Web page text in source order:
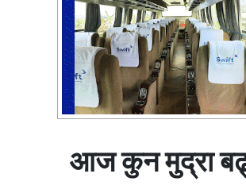
आज कुन मुद्रा